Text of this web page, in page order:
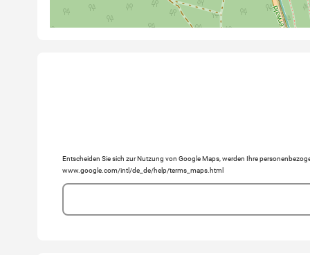
Entscheiden Sie sich zur Nutzung von Google Maps, werden Ihre
www.google.com/intl/de_de/help/terms_maps.html